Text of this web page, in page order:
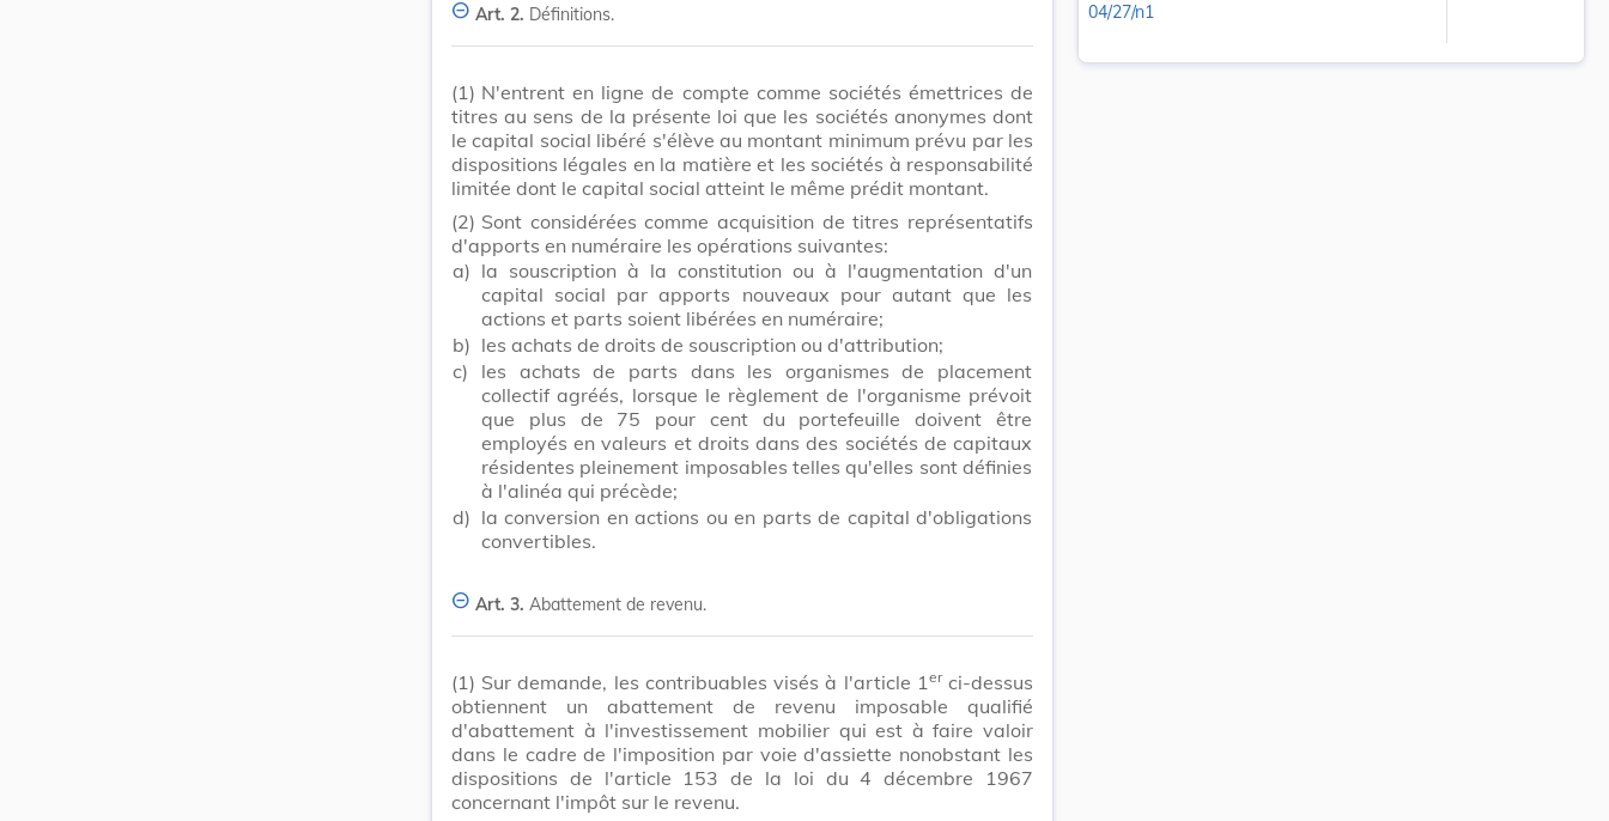
Art. 2. Définitions.
(1) N'entrent en ligne de compte comme sociétés émettrices de
titres au sens de la présente loi que les sociétés anonymes dont
le capital social libéré s'élève au montant minimum prévu par les
dispositions légales en la matière et les sociétés à responsabilité
limitée dont le capital social atteint le même prédit montant.
(2) Sont considérées comme acquisition de titres représentatifs
d'apports en numéraire les opérations suivantes:
a) la souscription à la constitution ou à l'augmentation d'un
capital social par apports nouveaux pour autant que les
actions et parts soient libérées en numéraire;
b) les achats de droits de souscription ou d'attribution;
c)
les achats de parts dans les organismes de placement
collectif agréés, lorsque le règlement de l'organisme prévoit
que plus de 75 pour cent du portefeuille doivent être
employés en valeurs et droits dans des sociétés de capitaux
résidentes pleinement imposables telles qu'elles sont définies
à l'alinéa qui précède;
d) la conversion en actions ou en parts de capital d'obligations
convertibles.
Art. 3. Abattement de revenu.
(1) Sur demande, les contribuables visés à l'article 1 erci-dessus
obtiennent un abattement de revenu imposable qualifié
d'abattement à l'investissement mobilier qui est à faire valoir
dans le cadre de l'imposition par voie d'assiette nonobstant les
dispositions de l'article 153 de la loi du 4 décembre 1967
concernant l'impôt sur le revenu.
04/27/n1